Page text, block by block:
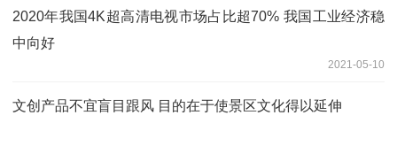
2020年我国4K超高清电视市场占比超70% 我国工业经济稳
中向好
2021-05-10
文创产品不宜盲目跟风 目的在于使景区文化得以延伸